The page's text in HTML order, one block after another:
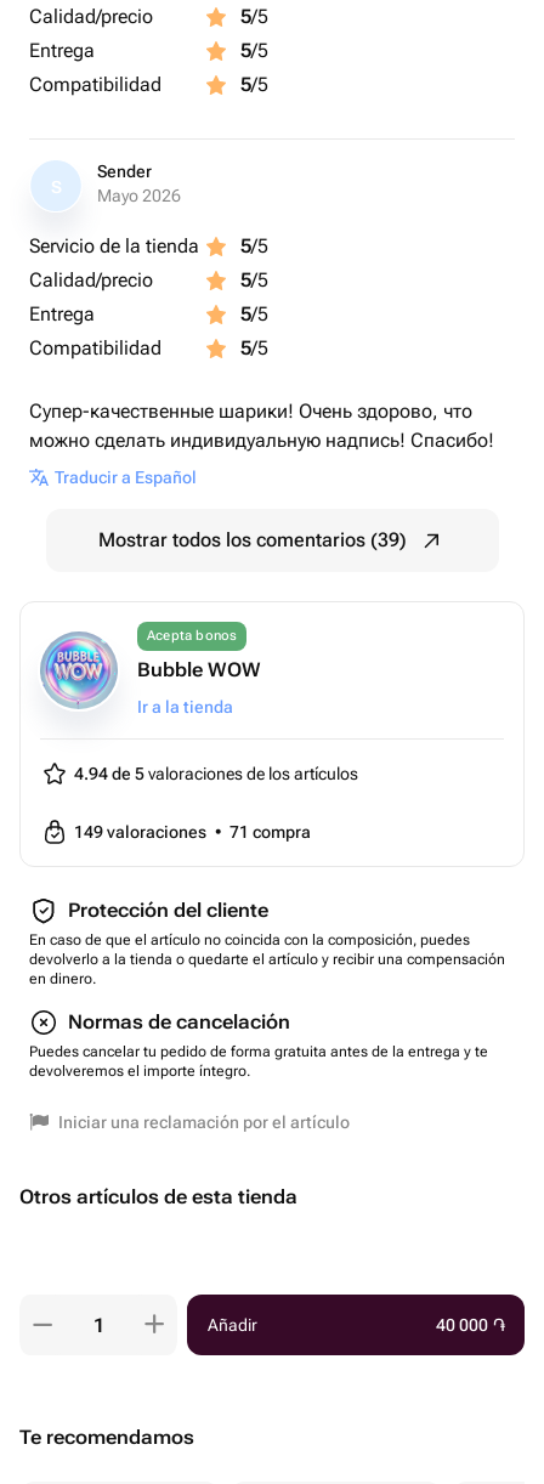
Calidad/precio 5/5
Entrega
5/5
Compatibilidad
5/5
S
Sender
Mayo 2026
Servicio de la tienda 5/5
Calidad/precio
5/5
Entrega
5/5
Compatibilidad
5/5
Супер-качественные шарики! Очень здорово, что
можно сделать индивидуальную надпись! Спасибо!
Traducir a Español
Mostrar todos los comentarios (39)
Acepta bonos
Bubble WOW
Ir a la tienda
4.94 de 5valoraciones de los artículos
149valoraciones • 71 compra
Protección del cliente
En caso de que el artículo no coincida con la composición, puedes
devolverlo a la tienda o quedarte el artículo y recibir una compensación
en dinero.
Normas de cancelación
Puedes cancelar tu pedido de forma gratuita antes de la entrega y te
devolveremos el importe íntegro.
Iniciar una reclamación por el artículo
Otros artículos de esta tienda
Añadir 40 000 ֏
Te recomendamos